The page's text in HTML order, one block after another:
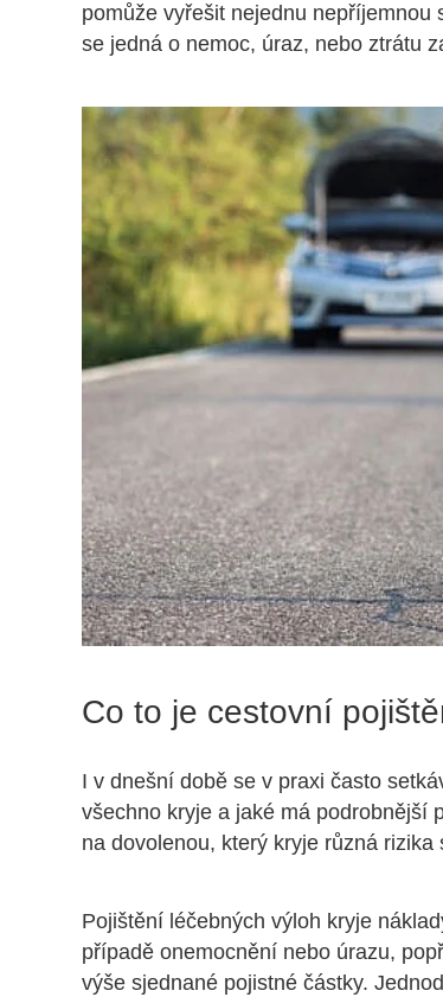
pomůže vyřešit nejednu
se jedná o nemoc, úraz, nebo ztrátu
Co to je cestovní
I v dnešní době se v praxi často
všechno kryje a jaké má podrobnější
na dovolenou, který kryje různá
Pojištění léčebných výloh kryje
případě onemocnění nebo úrazu,
výše sjednané pojistné částky.